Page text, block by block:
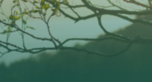
Kvinnherad
Nordhordland